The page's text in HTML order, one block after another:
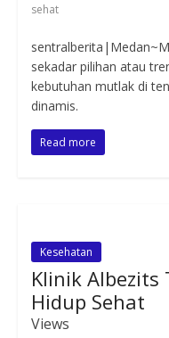
sehat
sekadar pilihan atau
kebutuhan mutlak di
dinamis.
Read more
Kesehatan
Klinik Albezits
Hidup Sehat
Views